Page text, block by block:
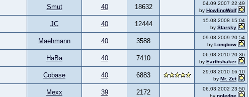
Smut 40 18632
04.09.2007 22:49
by HowlingWolf
JC 40 12444
15.08.2008 15:04
by Starsky
Maehmann 40 3588
09.08.2009 20:54
by Longbow
HaBa 40 7410
06.08.2010 20:36
by Earthshaker
Cobase 40 6883
29.08.2010 16:10
by Mr. Zet
Mexx 39 2172
06.03.2002 23:50
by noledge